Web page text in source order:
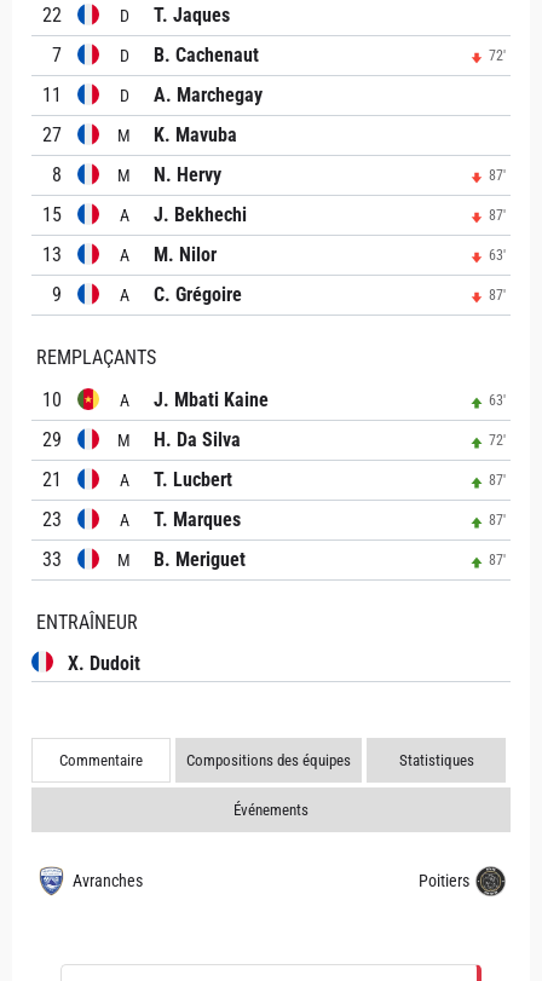
22
D
T. Jaques
7
D B. Cachenaut 72'
11 D
A. Marchegay
27
M
K. Mavuba
8
M N. Hervy 87'
15 A J. Bekhechi 87'
13 A M. Nilor 63'
9 A C. Grégoire 87'
REMPLAÇANTS
10
A J. Mbati Kaine 63'
29 M H. Da Silva 72'
21 A T. Lucbert 87'
23 A T. Marques 87'
33 M B. Meriguet 87'
ENTRAÎNEUR
X. Dudoit
Commentaire Compositions des équipes Statistiques
Événements
Avranches Poitiers